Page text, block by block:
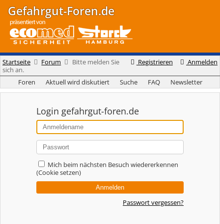
Gefahrgut-Foren.de
Registrieren Anmelden
Startseite Forum
Bitte melden Sie
sich an.
Foren
Aktuell wird diskutiert Suche FAQ Newsletter
Login gefahrgut-foren.de
Mich beim nächsten Besuch wiedererkennen
(Cookie setzen)
Passwort vergessen?